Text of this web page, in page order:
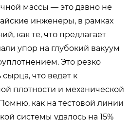
массы — это давно не
инженеры, в рамках
как те, что предлагает
упор на глубокий вакуум
Это резко
что ведет к
плотности и механической
как на тестовой линии
системы удалось на 15%